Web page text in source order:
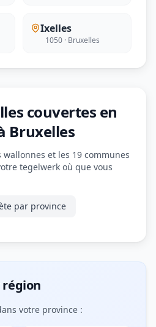
Ixelles
1050 · Bruxelles
couvertes en
Bruxelles
wallonnes et les 19 communes
tegelwerk où que vous
par province
région
votre province :